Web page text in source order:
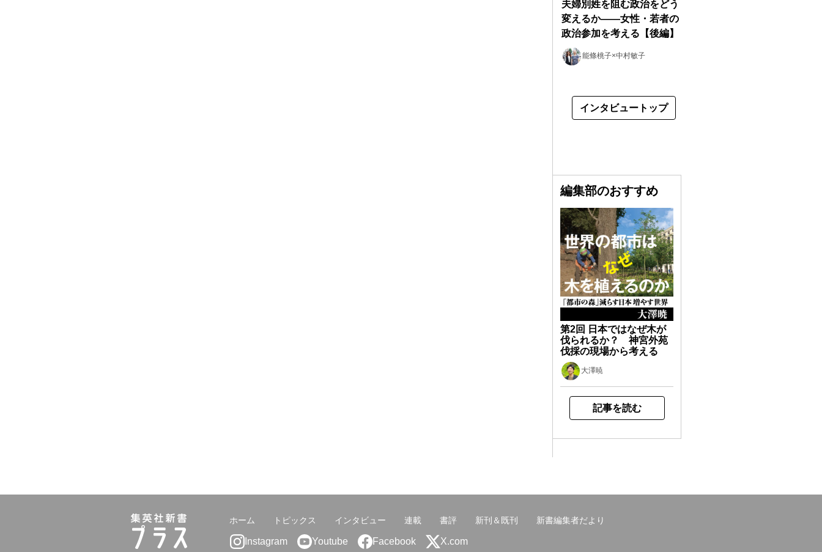
夫婦別姓を阻む政治をどう
変えるか――女性・若者の
政治参加を考える【後編】
能條桃子×中村敏子
インタビュートップ
編集部のおすすめ
第2回 日本ではなぜ木が
伐られるか？ 神宮外苑
伐採の現場から考える
大澤暁
記事を読む
ホーム トピックス インタビュー 連載 書評 新刊＆既刊 新書編集者だより
Instagram Youtube Facebook X.com